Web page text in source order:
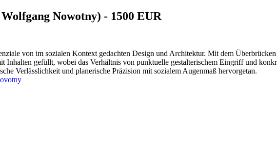
Nowotny) - 1500 EUR
von im sozialen Kontext gedachten Design und Architektur. Mit dem
Inhalten gefüllt, wobei das Verhältnis von punktuelle gestalterischem Eingriff und
Verlässlichkeit und planerische Präzision mit sozialem Augenmaß hervorgetan.